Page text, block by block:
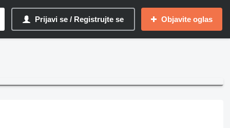
Prijavi se / Registrujte se Objavite oglas